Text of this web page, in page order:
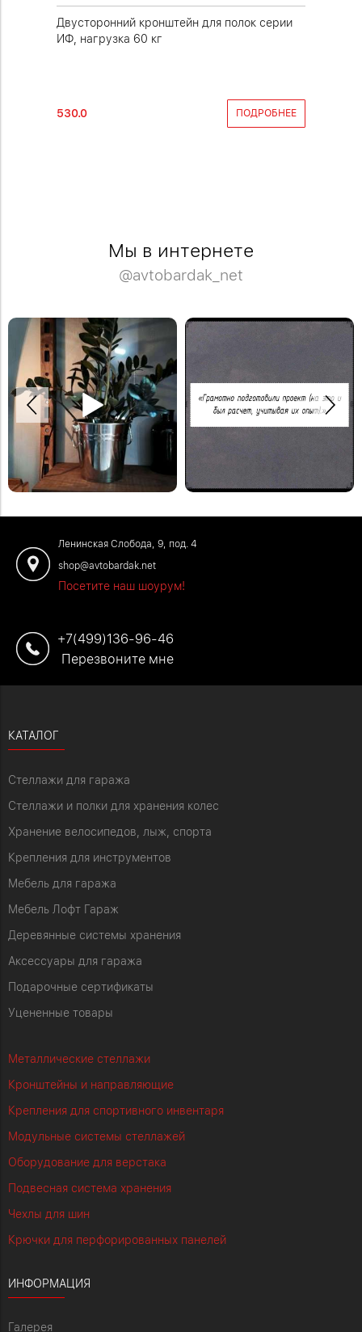
Двусторонний кронштейн для полок серии
ИФ, нагрузка 60 кг
530.0 ПОДРОБНЕЕ
Мы в интернете
@avtobardak_net
Деревянная модульная полка в
систему стеллажей Woody.
#деревяннаямебель
Спасибо Дмитрию за отзыв!
Ленинская Слобода, 9, под. 4
shop@avtobardak.net
Посетите наш шоурум!
+7(499)136-96-46
Перезвоните мне
КАТАЛОГ
Стеллажи для гаража
Стеллажи и полки для хранения колес
Хранение велосипедов, лыж, спорта
Крепления для инструментов
Мебель для гаража
Мебель Лофт Гараж
Деревянные системы хранения
Аксессуары для гаража
Подарочные сертификаты
Уцененные товары
Металлические стеллажи
Кронштейны и направляющие
Крепления для спортивного инвентаря
Модульные системы стеллажей
Оборудование для верстака
Подвесная система хранения
Чехлы для шин
Крючки для перфорированных панелей
ИНФОРМАЦИЯ
Галерея